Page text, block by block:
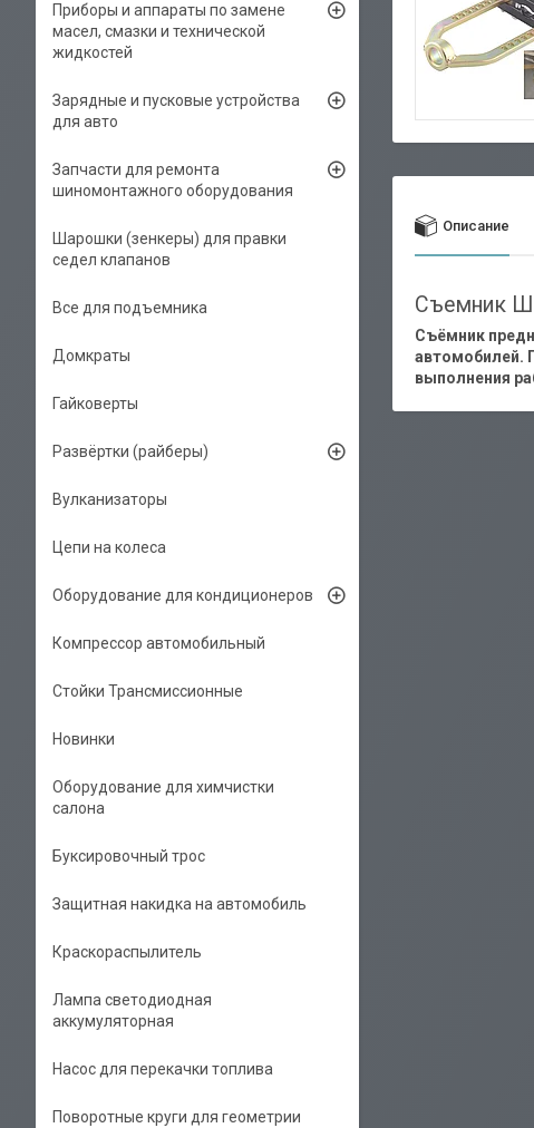
Описание
Съемник
Съёмник
автомобилей.
выполнения
Приборы и аппараты по замене
масел, смазки и технической
жидкостей
Зарядные и пусковые устройства
для авто
Запчасти для ремонта
шиномонтажного оборудования
Шарошки (зенкеры) для правки
седел клапанов
Все для подъемника
Домкраты
Гайковерты
Развёртки (райберы)
Вулканизаторы
Цепи на колеса
Оборудование для кондиционеров
Компрессор автомобильный
Стойки Трансмиссионные
Новинки
Оборудование для химчистки
салона
Буксировочный трос
Защитная накидка на автомобиль
Краскораспылитель
Лампа светодиодная
аккумуляторная
Насос для перекачки топлива
Поворотные круги для геометрии